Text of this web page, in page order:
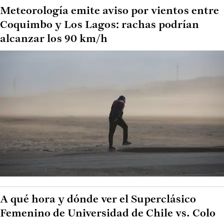
Meteorología emite aviso por vientos entre
Coquimbo y Los Lagos: rachas podrían
alcanzar los 90 km/h
A qué hora y dónde ver el Superclásico
Femenino de Universidad de Chile vs. Colo